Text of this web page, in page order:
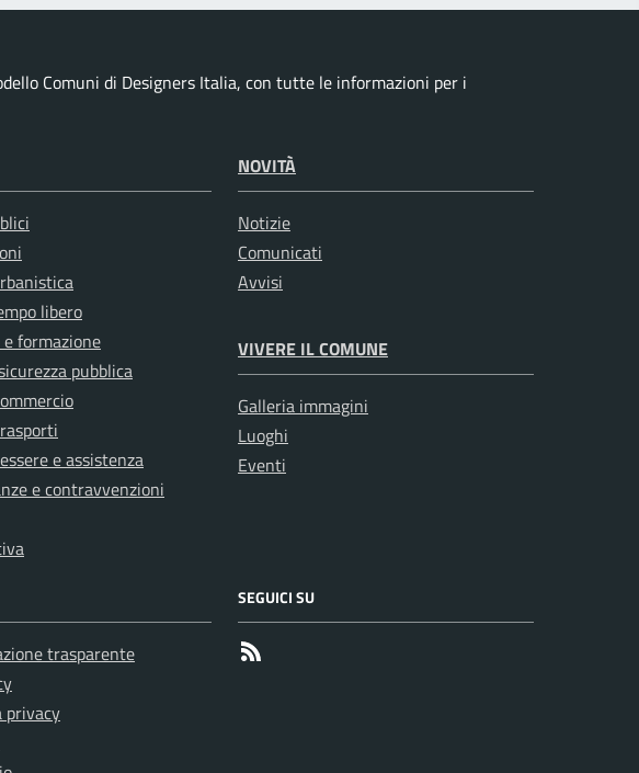
Comuni di Designers Italia, con tutte le informazioni per i
libero
e formazione
pubblica
e assistenza
e contravvenzioni
NOVITÀ
Notizie
Comunicati
Avvisi
VIVERE IL COMUNE
Galleria immagini
Luoghi
Eventi
trasparente
privacy
SEGUICI SU